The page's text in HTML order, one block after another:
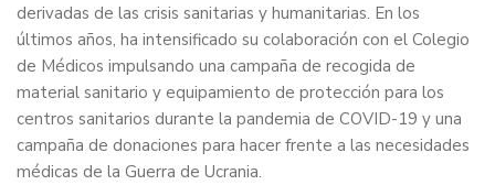
derivadas de las crisis sanitarias y humanitarias. En los
últimos años, ha intensificado su colaboración con el Colegio
de Médicos impulsando una campaña de recogida de
material sanitario y equipamiento de protección para los
centros sanitarios durante la pandemia de COVID-19 y una
campaña de donaciones para hacer frente a las necesidades
médicas de la Guerra de Ucrania.